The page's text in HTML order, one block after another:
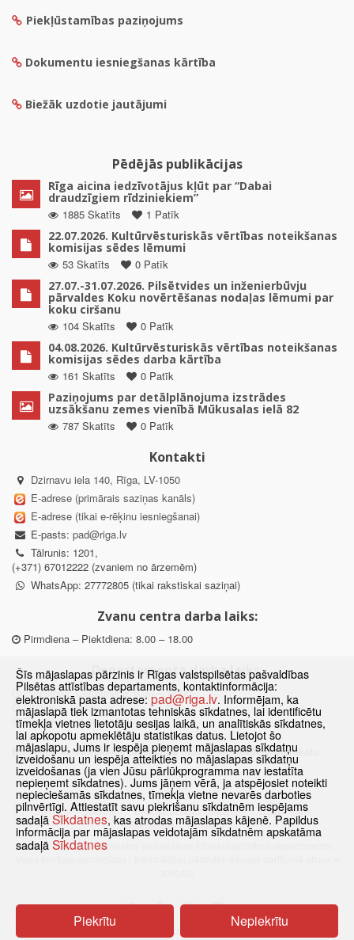
Piekļūstamības paziņojums
Dokumentu iesniegšanas kārtība
Biežāk uzdotie jautājumi
Pēdējās publikācijas
Rīga aicina iedzīvotājus kļūt par “Dabai
draudzīgiem rīdziniekiem”
1885 Skatīts
1 Patīk
22.07.2026. Kultūrvēsturiskās vērtības noteikšanas
komisijas sēdes lēmumi
53 Skatīts
0 Patīk
27.07.-31.07.2026. Pilsētvides un inženierbūvju
pārvaldes Koku novērtēšanas nodaļas lēmumi par
koku ciršanu
104 Skatīts
0 Patīk
04.08.2026. Kultūrvēsturiskās vērtības noteikšanas
komisijas sēdes darba kārtība
161 Skatīts
0 Patīk
Paziņojums par detālplānojuma izstrādes
uzsākšanu zemes vienībā Mūkusalas ielā 82
787 Skatīts
0 Patīk
Kontakti
Dzirnavu iela 140, Rīga, LV-1050
E-adrese (primārais saziņas kanāls)
E-adrese (tikai e-rēķinu iesniegšanai)
E-pasts: pad@riga.lv
Tālrunis: 1201,
(+371) 67012222 (zvaniem no ārzemēm)
WhatsApp: 27772805 (tikai rakstiskai saziņai)
Zvanu centra darba laiks:
Pirmdiena – Piektdiena: 8.00 – 18.00
Departamenta darba laiks:
Pirmdiena, Ceturtdiena: 8.30 – 18.00
Otrdiena, Trešdiena: 8.30 – 17.00
Piektdiena: 8.30 – 15.00
Klātienes konsultācijas pieejamas tikai ar iepriekšēju pierakstu.
Sākums Jaunumi Biežāk uzdotie jautājumi
Lapas karte
Sīkdatnes
Kontakti
© 2021 Rīgas valstspilsētas pašvaldības Pilsētas attīstības departaments.
Pārslēgties uz www versiju
Šīs mājaslapas pārzinis ir Rīgas valstspilsētas pašvaldības
Pilsētas attīstības departaments, kontaktinformācija:
elektroniskā pasta adrese: pad@riga.lv. Informējam, ka
mājaslapā tiek izmantotas tehniskās sīkdatnes, lai identificētu
tīmekļa vietnes lietotāju sesijas laikā, un analītiskās sīkdatnes,
lai apkopotu apmeklētāju statistikas datus. Lietojot šo
mājaslapu, Jums ir iespēja pieņemt mājaslapas sīkdatņu
izveidošanu un iespēja atteikties no mājaslapas sīkdatņu
izveidošanas (ja vien Jūsu pārlūkprogramma nav iestatīta
nepieņemt sīkdatnes). Jums jāņem vērā, ja atspējosiet noteikti
nepieciešamās sīkdatnes, tīmekļa vietne nevarēs darboties
pilnvērtīgi. Attiestatīt savu piekrišanu sīkdatnēm iespējams
sadaļā Sīkdatnes, kas atrodas mājaslapas kājenē. Papildus
informācija par mājaslapas veidotajām sīkdatnēm apskatāma
sadaļā Sīkdatnes
Piekrītu Nepiekrītu